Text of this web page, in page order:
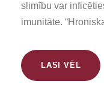
slimību var
imunitāte.
LASI VĒL